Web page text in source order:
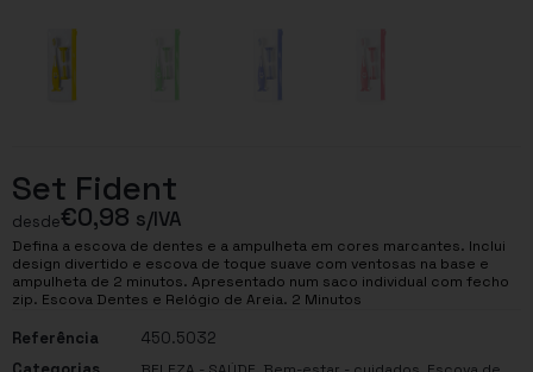
Set Fident
desde€0,98 s/IVA
Defina a escova de dentes e a ampulheta em cores marcantes. Inclui
design divertido e escova de toque suave com ventosas na base e
ampulheta de 2 minutos. Apresentado num saco individual com fecho
zip. Escova Dentes e Relógio de Areia. 2 Minutos
Referência
450.5032